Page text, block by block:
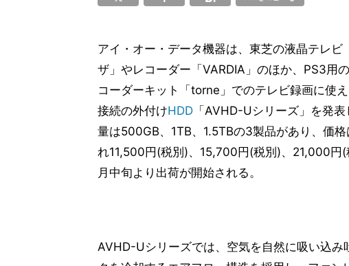
アイ・オー・データ機器は、東芝の液晶テレビ
ザ」やレコーダー「VARDIA」のほか、PS3用
コーダーキット「torne」でのテレビ録画に使
接続の外付けHDD 「AVHD-Uシリーズ」を発
量は500GB、1TB、1.5TBの3製品があり、価
れ11,500円(税別)、15,700円(税別)、21,000円
月中旬より出荷が開始される。
AVHD-Uシリーズでは、空気を自然に吸い込